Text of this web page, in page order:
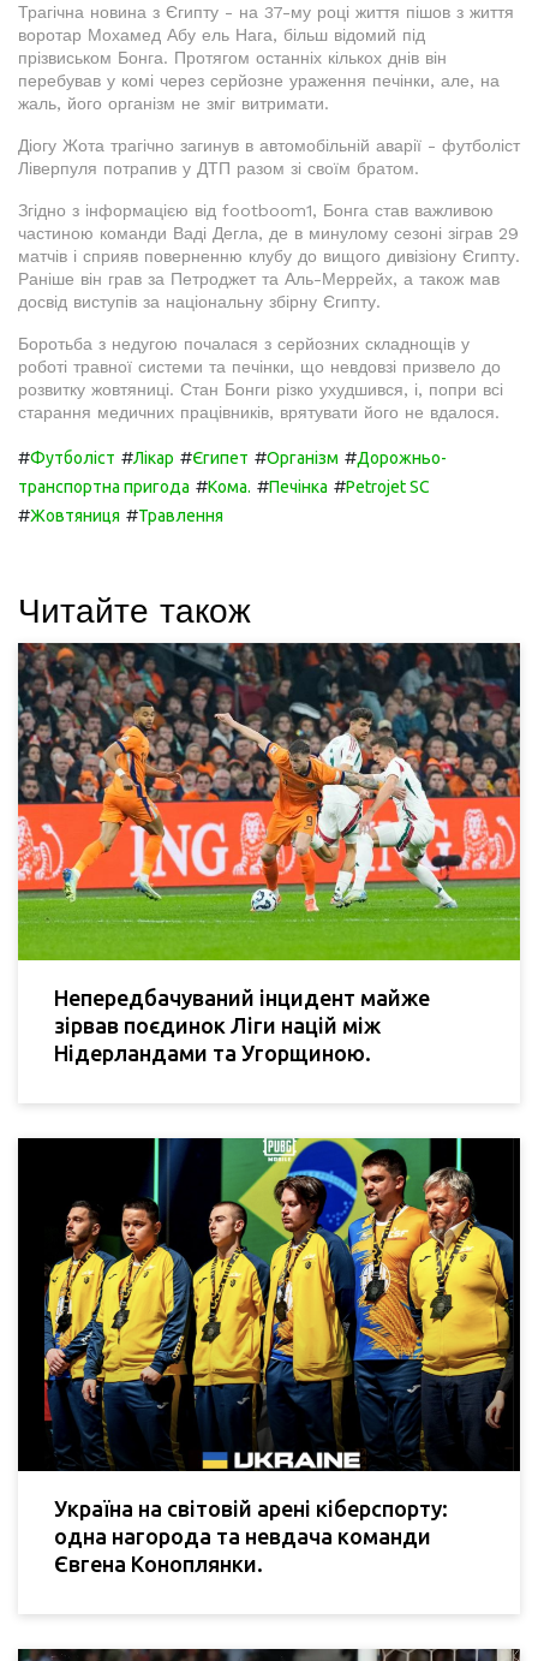
Трагічна новина з Єгипту - на 37-му році життя пішов з життя
воротар Мохамед Абу ель Нага, більш відомий під
прізвиськом Бонга. Протягом останніх кількох днів він
перебував у комі через серйозне ураження печінки, але, на
жаль, його організм не зміг витримати.
Діогу Жота трагічно загинув в автомобільній аварії - футболіст
Ліверпуля потрапив у ДТП разом зі своїм братом.
Згідно з інформацією від footboom1, Бонга став важливою
частиною команди Ваді Дегла, де в минулому сезоні зіграв 29
матчів і сприяв поверненню клубу до вищого дивізіону Єгипту.
Раніше він грав за Петроджет та Аль-Меррейх, а також мав
досвід виступів за національну збірну Єгипту.
Боротьба з недугою почалася з серйозних складнощів у
роботі травної системи та печінки, що невдовзі призвело до
розвитку жовтяниці. Стан Бонги різко ухудшився, і, попри всі
старання медичних працівників, врятувати його не вдалося.
#Футболіст #Лікар #Єгипет #Організм #Дорожньо-
транспортна пригода #Кома. #Печінка #Petrojet SC
#Жовтяниця #Травлення
Читайте також
Непередбачуваний інцидент майже
зірвав поєдинок Ліги націй між
Нідерландами та Угорщиною.
Україна на світовій арені кіберспорту:
одна нагорода та невдача команди
Євгена Коноплянки.